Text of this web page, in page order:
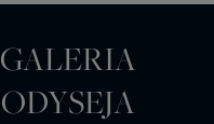
GALERIA
ODYSEJA